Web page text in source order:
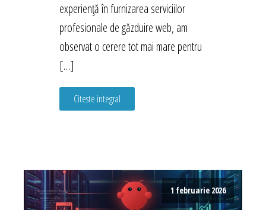
experiență în furnizarea serviciilor
profesionale de găzduire web, am
observat o cerere tot mai mare pentru
[…]
Citeste integral
1 februarie 2026